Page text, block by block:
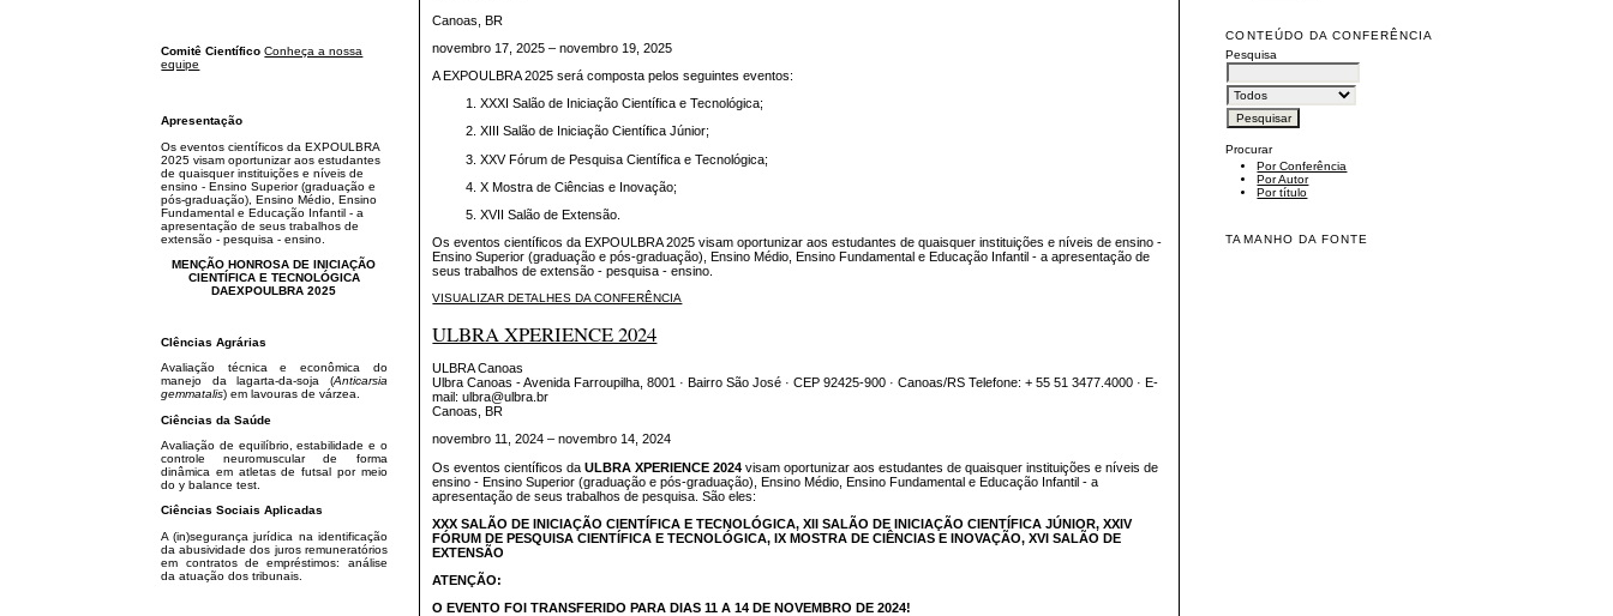
Comitê Científico Conheça a nossa
equipe
Apresentação
Os eventos científicos da EXPOULBRA
2025 visam oportunizar aos estudantes
de quaisquer instituições e níveis de
ensino - Ensino Superior (graduação e
pós-graduação), Ensino Médio, Ensino
Fundamental e Educação Infantil - a
apresentação de seus trabalhos de
extensão - pesquisa - ensino.
MENÇÃO HONROSA DE INICIAÇÃO
CIENTÍFICA E TECNOLÓGICA
DAEXPOULBRA 2025
CIências Agrárias
Avaliação técnica e econômica do
manejo da lagarta-da-soja (Anticarsia
gemmatalis) em lavouras de várzea.
Ciências da Saúde
Avaliação de equilíbrio, estabilidade e o
controle neuromuscular de forma
dinâmica em atletas de futsal por meio
do y balance test.
Ciências Sociais Aplicadas
A (in)segurança jurídica na identificação
da abusividade dos juros remuneratórios
em contratos de empréstimos: análise
da atuação dos tribunais.
CONTEÚDO DA CONFERÊNCIA
Pesquisa
Procurar
Por Conferência
Por Autor
Por título
TAMANHO DA FONTE
Canoas, BR
novembro 17, 2025 – novembro 19, 2025
A EXPOULBRA 2025 será composta pelos seguintes eventos:
XXXI Salão de Iniciação Científica e Tecnológica;
XIII Salão de Iniciação Científica Júnior;
XXV Fórum de Pesquisa Científica e Tecnológica;
X Mostra de Ciências e Inovação;
XVII Salão de Extensão.
Os eventos científicos da EXPOULBRA 2025 visam oportunizar aos estudantes de quaisquer instituições e níveis de ensino -
Ensino Superior (graduação e pós-graduação), Ensino Médio, Ensino Fundamental e Educação Infantil - a apresentação de
seus trabalhos de extensão - pesquisa - ensino.
VISUALIZAR DETALHES DA CONFERÊNCIA
ULBRA XPERIENCE 2024
ULBRA Canoas
Ulbra Canoas - Avenida Farroupilha, 8001 · Bairro São José · CEP 92425-900 · Canoas/RS Telefone: + 55 51 3477.4000 · E-
mail: ulbra@ulbra.br
Canoas, BR
novembro 11, 2024 – novembro 14, 2024
Os eventos científicos daULBRA XPERIENCE 2024 visam oportunizar aos estudantes de quaisquer instituições e níveis de
ensino - Ensino Superior (graduação e pós-graduação), Ensino Médio, Ensino Fundamental e Educação Infantil - a
apresentação de seus trabalhos de pesquisa. São eles:
XXX SALÃO DE INICIAÇÃO CIENTÍFICA E TECNOLÓGICA,XII SALÃO DE INICIAÇÃO CIENTÍFICA JÚNIOR,XXIV
FÓRUM DE PESQUISA CIENTÍFICA E TECNOLÓGICA,IX MOSTRA DE CIÊNCIAS E INOVAÇÃO,XVI SALÃO DE
EXTENSÃO
ATENÇÃO:
O EVENTO FOI TRANSFERIDO PARA DIAS 11 A 14 DE NOVEMBRO DE 2024!